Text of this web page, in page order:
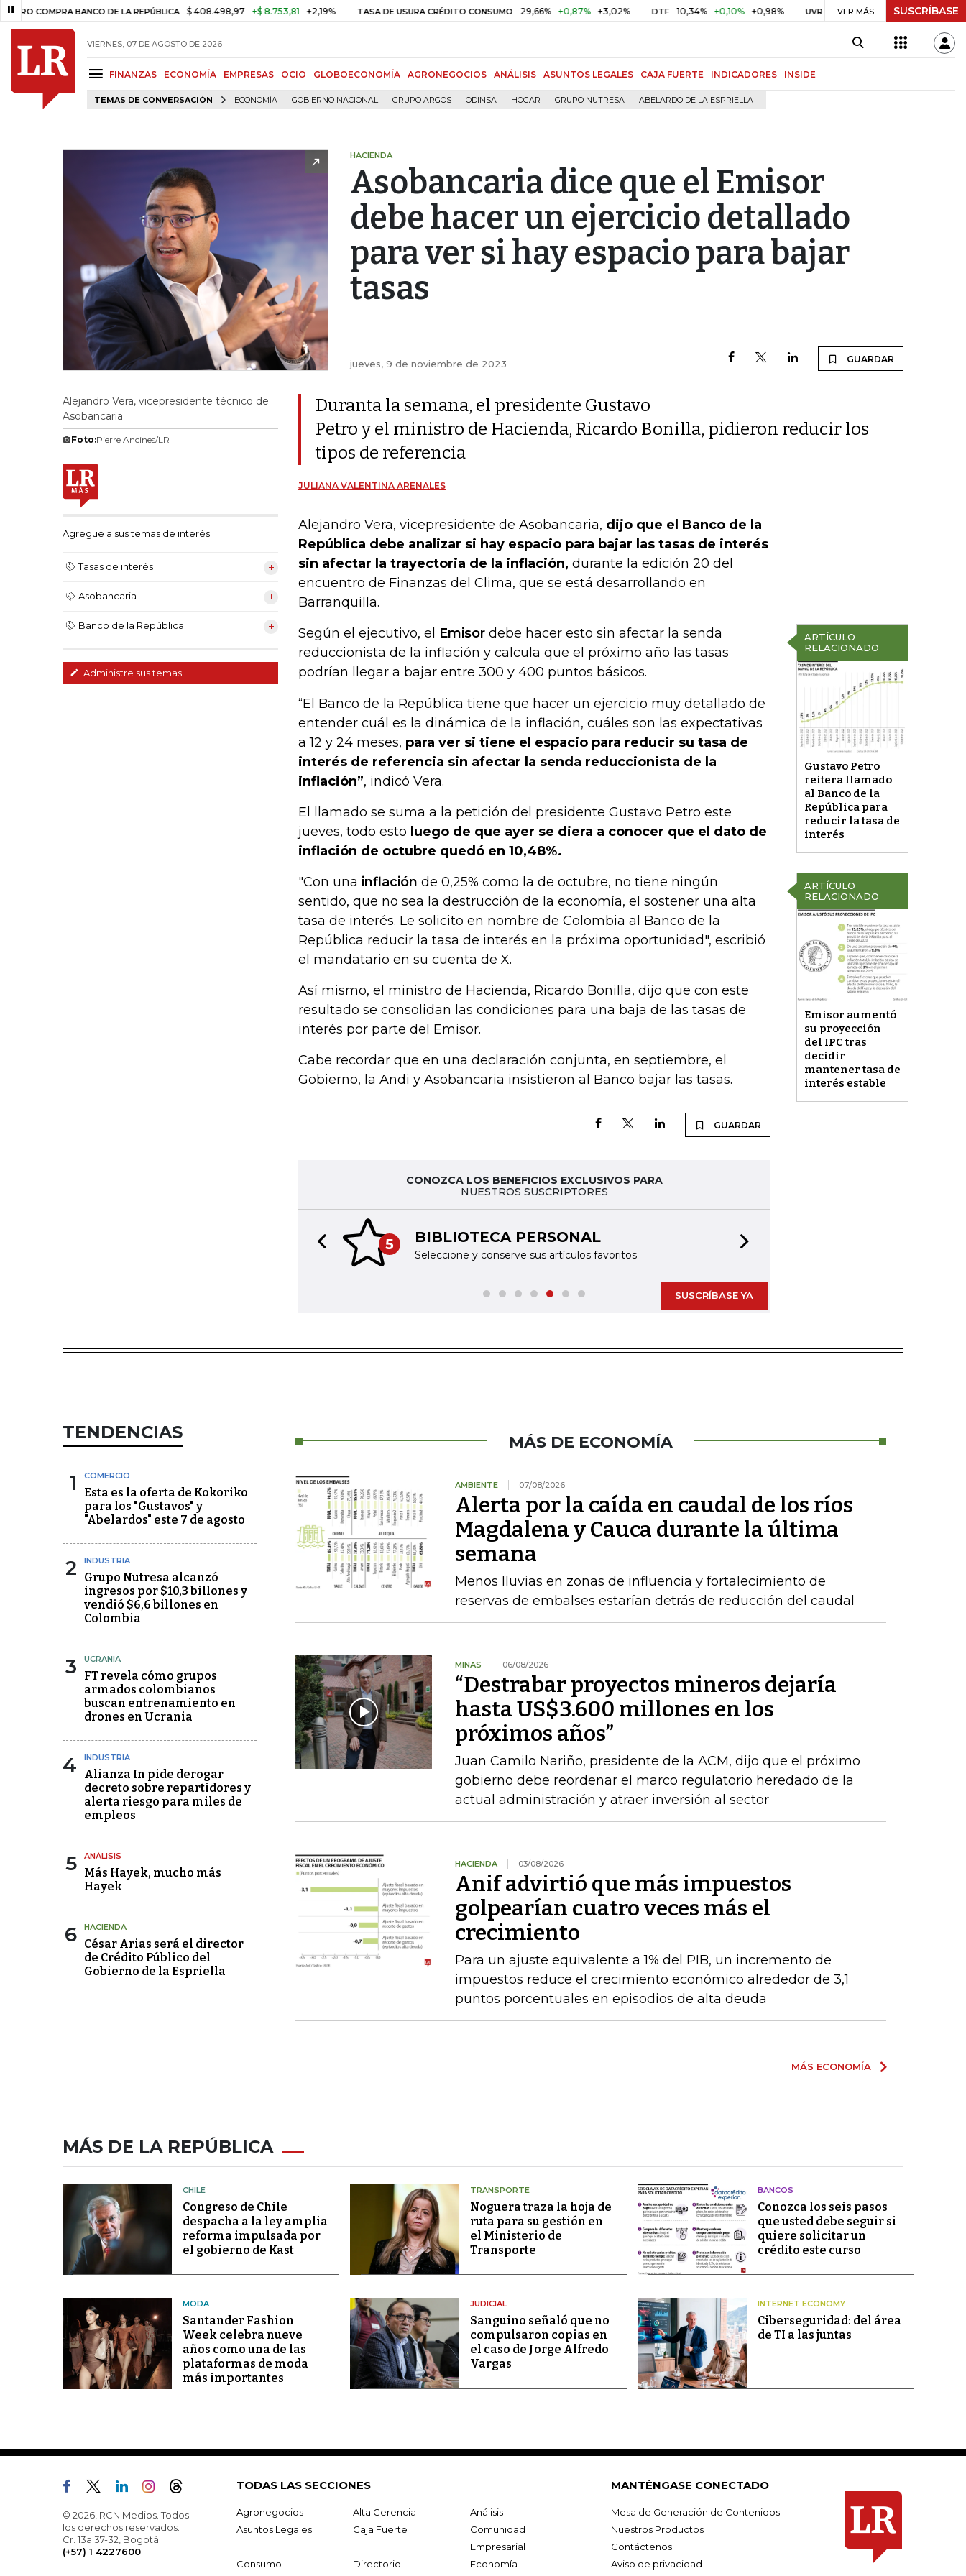
BANCO DE LA REPÚBLICA $ 408.498,97 +$ 8.753,81 +2,19% TASA DE USURA CRÉDITO CONSUMO 29,66% +0,87% +3,02% DTF 10,34% +0,10% +0,98% UVR $ 416,91 +$ 0,05 +0,01% BITCOIN
VER MÁS SUSCRÍBASE
VIERNES, 07 DE AGOSTO DE 2026
FINANZAS ECONOMÍA EMPRESAS OCIO GLOBOECONOMÍA AGRONEGOCIOS ANÁLISIS ASUNTOS LEGALES CAJA FUERTE INDICADORES INSIDE
TEMAS DE CONVERSACIÓN ECONOMÍA GOBIERNO NACIONAL GRUPO ARGOS ODINSA HOGAR GRUPO NUTRESA ABELARDO DE LA ESPRIELLA
HACIENDA
Asobancaria dice que el Emisor
debe hacer un ejercicio detallado
para ver si hay espacio para bajar
tasas
jueves, 9 de noviembre de 2023 GUARDAR
Alejandro Vera, vicepresidente técnico de
Asobancaria
Foto:Pierre Ancines/LR
Agregue a sus temas de interés
Tasas de interés
Asobancaria
Banco de la República
Administre sus temas
Duranta la semana, el presidente Gustavo
Petro y el ministro de Hacienda, Ricardo Bonilla, pidieron reducir los
tipos de referencia
JULIANA VALENTINA ARENALES
Alejandro Vera, vicepresidente de Asobancaria, dijo que el Banco de la
República debe analizar si hay espacio para bajar las tasas de interés
sin afectar la trayectoria de la inflación, durante la edición 20 del
encuentro de Finanzas del Clima, que se está desarrollando en
Barranquilla.
ARTÍCULO
RELACIONADO
Gustavo Petro
reitera llamado
al Banco de la
República para
reducir la tasa de
interés
Según el ejecutivo, el Emisor debe hacer esto sin afectar la senda
reduccionista de la inflación y calcula que el próximo año las tasas
podrían llegar a bajar entre 300 y 400 puntos básicos.
“El Banco de la República tiene que hacer un ejercicio muy detallado de
entender cuál es la dinámica de la inflación, cuáles son las expectativas
a 12 y 24 meses, para ver si tiene el espacio para reducir su tasa de
interés de referencia sin afectar la senda reduccionista de la
inflación”, indicó Vera.
El llamado se suma a la petición del presidente Gustavo Petro este
jueves, todo esto luego de que ayer se diera a conocer que el dato de
inflación de octubre quedó en 10,48%.
ARTÍCULO
RELACIONADO
Emisor aumentó
su proyección
del IPC tras
decidir
mantener tasa de
interés estable
"Con una inflación de 0,25% como la de octubre, no tiene ningún
sentido, que no sea la destrucción de la economía, el sostener una alta
tasa de interés. Le solicito en nombre de Colombia al Banco de la
República reducir la tasa de interés en la próxima oportunidad", escribió
el mandatario en su cuenta de X.
Así mismo, el ministro de Hacienda, Ricardo Bonilla, dijo que con este
resultado se consolidan las condiciones para una baja de las tasas de
interés por parte del Emisor.
Cabe recordar que en una declaración conjunta, en septiembre, el
Gobierno, la Andi y Asobancaria insistieron al Banco bajar las tasas.
GUARDAR
CONOZCA LOS BENEFICIOS EXCLUSIVOS PARA
NUESTROS SUSCRIPTORES
5 BIBLIOTECA PERSONAL
Seleccione y conserve sus artículos favoritos
Previous slide
SUSCRÍBASE YA
TENDENCIAS
1 COMERCIO
Esta es la oferta de Kokoriko
para los "Gustavos" y
"Abelardos" este 7 de agosto
2 INDUSTRIA
Grupo Nutresa alcanzó
ingresos por $10,3 billones y
vendió $6,6 billones en
Colombia
3 UCRANIA
FT revela cómo grupos
armados colombianos
buscan entrenamiento en
drones en Ucrania
4 INDUSTRIA
Alianza In pide derogar
decreto sobre repartidores y
alerta riesgo para miles de
empleos
5 ANÁLISIS
Más Hayek, mucho más
Hayek
6 HACIENDA
César Arias será el director
de Crédito Público del
Gobierno de la Espriella
MÁS DE ECONOMÍA
AMBIENTE 07/08/2026
Alerta por la caída en caudal de los ríos
Magdalena y Cauca durante la última
semana
Menos lluvias en zonas de influencia y fortalecimiento de
reservas de embalses estarían detrás de reducción del caudal
MINAS 06/08/2026
“Destrabar proyectos mineros dejaría
hasta US$3.600 millones en los
próximos años”
Juan Camilo Nariño, presidente de la ACM, dijo que el próximo
gobierno debe reordenar el marco regulatorio heredado de la
actual administración y atraer inversión al sector
HACIENDA 03/08/2026
Anif advirtió que más impuestos
golpearían cuatro veces más el
crecimiento
Para un ajuste equivalente a 1% del PIB, un incremento de
impuestos reduce el crecimiento económico alrededor de 3,1
puntos porcentuales en episodios de alta deuda
MÁS ECONOMÍA
MÁS DE LA REPÚBLICA
CHILE
Congreso de Chile
despacha a la ley amplia
reforma impulsada por
el gobierno de Kast
TRANSPORTE
Noguera traza la hoja de
ruta para su gestión en
el Ministerio de
Transporte
BANCOS
Conozca los seis pasos
que usted debe seguir si
quiere solicitar un
crédito este curso
MODA
Santander Fashion
Week celebra nueve
años como una de las
plataformas de moda
más importantes
JUDICIAL
Sanguino señaló que no
compulsaron copias en
el caso de Jorge Alfredo
Vargas
INTERNET ECONOMY
Ciberseguridad: del área
de TI a las juntas
© 2026, RCN Medios. Todos
los derechos reservados.
Cr. 13a 37-32, Bogotá
(+57) 1 4227600
TODAS LAS SECCIONES
Agronegocios Alta Gerencia
Análisis
Asuntos Legales
Caja Fuerte
Comunidad
Empresarial
Consumo
Directorio
Economía
MANTÉNGASE CONECTADO
Mesa de Generación de Contenidos
Nuestros Productos
Contáctenos
Aviso de privacidad